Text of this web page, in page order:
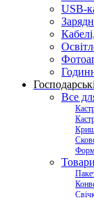
USB-
Все